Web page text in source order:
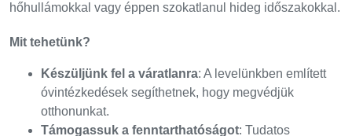
hőhullámokkal vagy éppen szokatlanul hideg időszakokkal.
Mit tehetünk?
Készüljünk fel a váratlanra: A levelünkben említett
óvintézkedések segíthetnek, hogy megvédjük
otthonunkat.
Támogassuk a fenntarthatóságot: Tudatos